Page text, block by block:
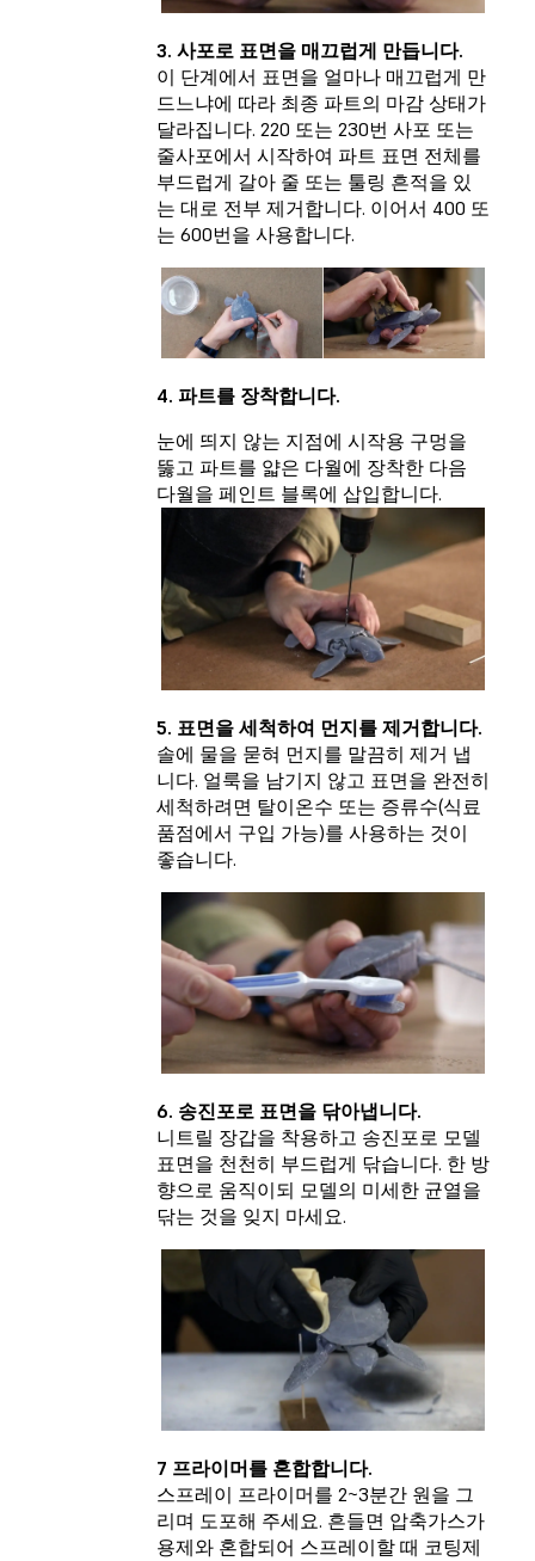
3. 사포로 표면을 매끄럽게 만듭니다.
이 단계에서 표면을 얼마나 매끄럽게 만
드느냐에 따라 최종 파트의 마감 상태가
달라집니다. 220 또는 230번 사포 또는
줄사포에서 시작하여 파트 표면 전체를
부드럽게 갈아 줄 또는 툴링 흔적을 있
는 대로 전부 제거합니다. 이어서 400 또
는 600번을 사용합니다.
4. 파트를 장착합니다.
눈에 띄지 않는 지점에 시작용 구멍을
뚫고 파트를 얇은 다월에 장착한 다음
다월을 페인트 블록에 삽입합니다.
5. 표면을 세척하여 먼지를 제거합니다.
솔에 물을 묻혀 먼지를 말끔히 제거 냅
니다. 얼룩을 남기지 않고 표면을 완전히
세척하려면 탈이온수 또는 증류수(식료
품점에서 구입 가능)를 사용하는 것이
좋습니다.
6. 송진포로 표면을 닦아냅니다.
니트릴 장갑을 착용하고 송진포로 모델
표면을 천천히 부드럽게 닦습니다. 한 방
향으로 움직이되 모델의 미세한 균열을
닦는 것을 잊지 마세요.
7 프라이머를 혼합합니다.
스프레이 프라이머를 2~3분간 원을 그
리며 도포해 주세요. 흔들면 압축가스가
용제와 혼합되어 스프레이할 때 코팅제